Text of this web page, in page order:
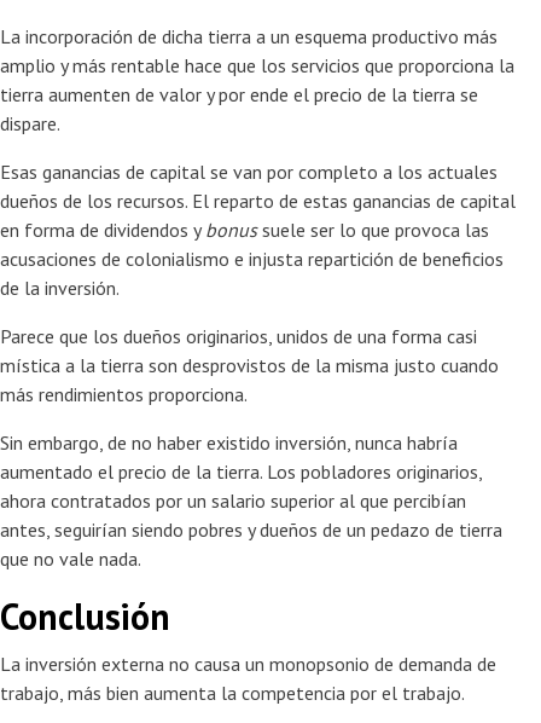
La incorporación de dicha tierra a un esquema productivo más
amplio y más rentable hace que los servicios que proporciona la
tierra aumenten de valor y por ende el precio de la tierra se
dispare.
Esas ganancias de capital se van por completo a los actuales
dueños de los recursos. El reparto de estas ganancias de capital
en forma de dividendos ybonussuele ser lo que provoca las
acusaciones de colonialismo e injusta repartición de beneficios
de la inversión.
Parece que los dueños originarios, unidos de una forma casi
mística a la tierra son desprovistos de la misma justo cuando
más rendimientos proporciona.
Sin embargo, de no haber existido inversión, nunca habría
aumentado el precio de la tierra. Los pobladores originarios,
ahora contratados por un salario superior al que percibían
antes, seguirían siendo pobres y dueños de un pedazo de tierra
que no vale nada.
Conclusión
La inversión externa no causa un monopsonio de demanda de
trabajo, más bien aumenta la competencia por el trabajo.